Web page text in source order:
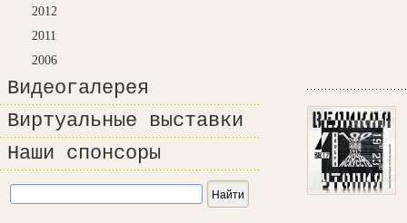
2012
2011
2006
Видеогалерея
Виртуальные выставки
Наши спонсоры